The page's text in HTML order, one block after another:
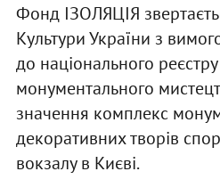
Фонд ІЗОЛЯЦІЯ
Культури України з
до національного реєстру
монументального
значення комплекс
декоративних творів
вокзалу в Києві.